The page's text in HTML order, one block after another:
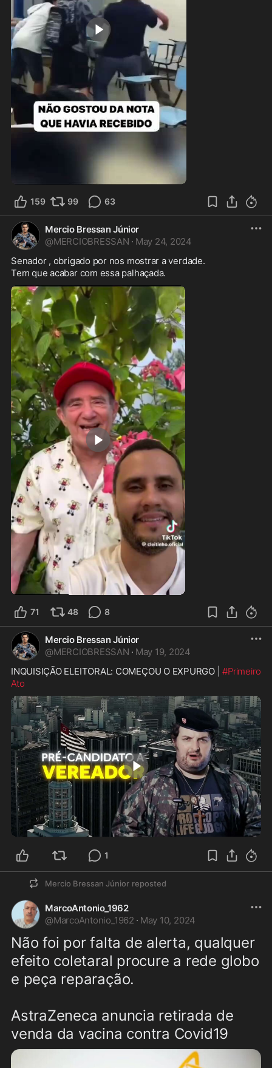
2:17
159 99 63
Mercio Bressan Júnior
@MERCIOBRESSAN · May 24, 2024
Senador , obrigado por nos mostrar a verdade.
Tem que acabar com essa palhaçada.
1:47
71 48 8
Mercio Bressan Júnior
@MERCIOBRESSAN · May 19, 2024
INQUISIÇÃO ELEITORAL: COMEÇOU O EXPURGO | #Primeiro
Ato
1:58
1
Mercio Bressan Júnior reposted
MarcoAntonio_1962
@MarcoAntonio_1962 · May 10, 2024
Não foi por falta de alerta, qualquer
efeito coletaral procure a rede globo
e peça reparação.
AstraZeneca anuncia retirada de
venda da vacina contra Covid19